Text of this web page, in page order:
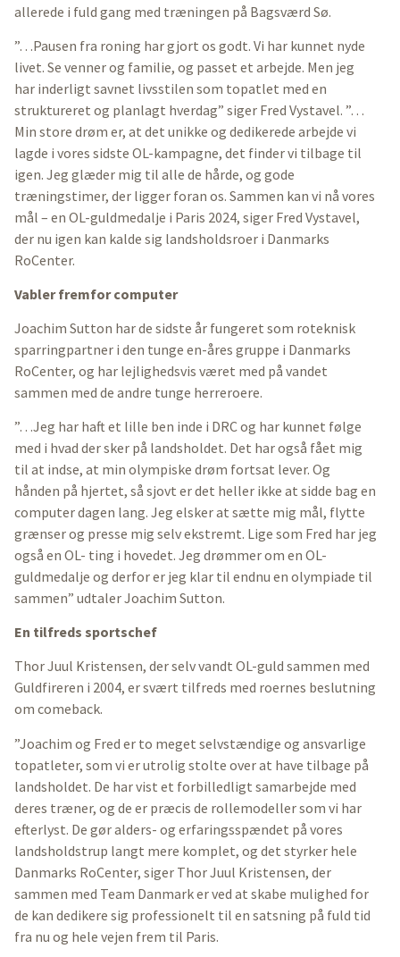
allerede i fuld gang med træningen på Bagsværd Sø.
”…Pausen fra roning har gjort os godt. Vi har kunnet nyde
livet. Se venner og familie, og passet et arbejde. Men jeg
har inderligt savnet livsstilen som topatlet med en
struktureret og planlagt hverdag” siger Fred Vystavel. ”…
Min store drøm er, at det unikke og dedikerede arbejde vi
lagde i vores sidste OL-kampagne, det finder vi tilbage til
igen. Jeg glæder mig til alle de hårde, og gode
træningstimer, der ligger foran os. Sammen kan vi nå vores
mål – en OL-guldmedalje i Paris 2024, siger Fred Vystavel,
der nu igen kan kalde sig landsholdsroer i Danmarks
RoCenter.
Vabler fremfor computer
Joachim Sutton har de sidste år fungeret som roteknisk
sparringpartner i den tunge en-åres gruppe i Danmarks
RoCenter, og har lejlighedsvis været med på vandet
sammen med de andre tunge herreroere.
”…Jeg har haft et lille ben inde i DRC og har kunnet følge
med i hvad der sker på landsholdet. Det har også fået mig
til at indse, at min olympiske drøm fortsat lever. Og
hånden på hjertet, så sjovt er det heller ikke at sidde bag en
computer dagen lang. Jeg elsker at sætte mig mål, flytte
grænser og presse mig selv ekstremt. Lige som Fred har jeg
også en OL- ting i hovedet. Jeg drømmer om en OL-
guldmedalje og derfor er jeg klar til endnu en olympiade til
sammen” udtaler Joachim Sutton.
En tilfreds sportschef
Thor Juul Kristensen, der selv vandt OL-guld sammen med
Guldfireren i 2004, er svært tilfreds med roernes beslutning
om comeback.
”Joachim og Fred er to meget selvstændige og ansvarlige
topatleter, som vi er utrolig stolte over at have tilbage på
landsholdet. De har vist et forbilledligt samarbejde med
deres træner, og de er præcis de rollemodeller som vi har
efterlyst. De gør alders- og erfaringsspændet på vores
landsholdstrup langt mere komplet, og det styrker hele
Danmarks RoCenter, siger Thor Juul Kristensen, der
sammen med Team Danmark er ved at skabe mulighed for
de kan dedikere sig professionelt til en satsning på fuld tid
fra nu og hele vejen frem til Paris.